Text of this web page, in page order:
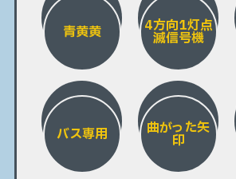
青黄黄 4方向1灯点
滅信号機
バス専用 曲がった矢
印